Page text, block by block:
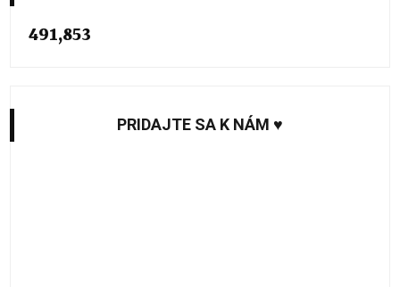
491,853
PRIDAJTE SA K NÁM ♥